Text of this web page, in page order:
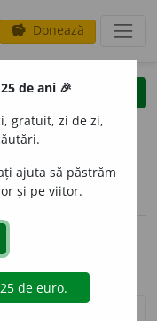
savings Donează
clear
opțiuni
de ani 🎉
gratuit, zi de zi,
ajuta să păstrăm
și pe viitor.